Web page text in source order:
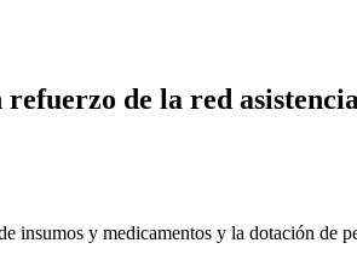
de la red
insumos y medicamentos y la dotación